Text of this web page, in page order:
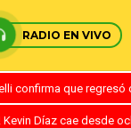
RADIO EN VIVO
confirma que
Kevin Díaz cae desde